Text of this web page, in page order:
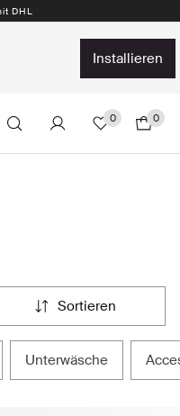
30 Tage
installieren
0 0
sortieren
unterwäsche